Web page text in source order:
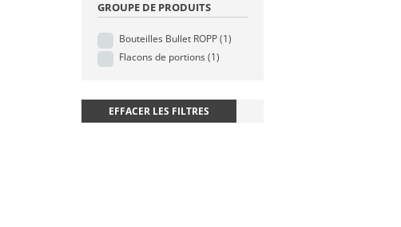
GROUPE DE PRODUITS
Bouteilles Bullet ROPP(1)
Flacons de portions (1)
EFFACER LES FILTRES